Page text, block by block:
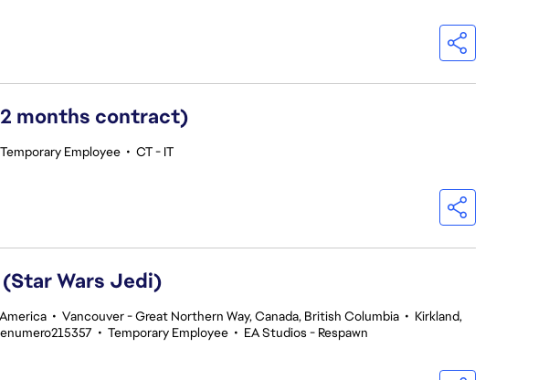
months contract)
Temporary Employee • CT - IT
Wars Jedi)
• Vancouver - Great Northern Way, Canada, British Columbia • Kirkland,
• Temporary Employee • EA Studios - Respawn